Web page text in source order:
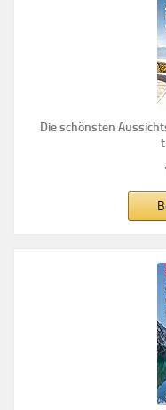
Die schönsten